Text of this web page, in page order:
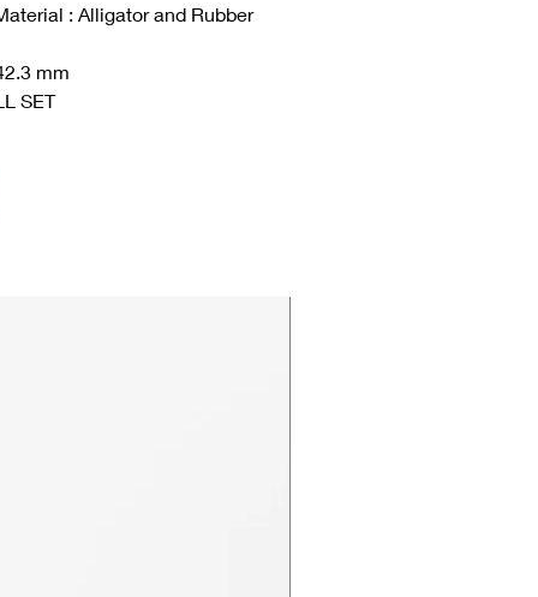
: Alligator and Rubber
mm
SET